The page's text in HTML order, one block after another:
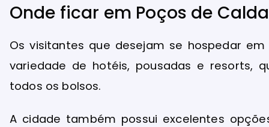
Onde ficar em Poços de
Os visitantes que desejam se hospedar
variedade de hotéis, pousadas e resorts,
todos os bolsos.
A cidade também possui excelentes